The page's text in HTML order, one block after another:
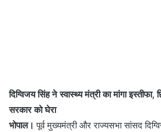
दिग्विजय सिंह ने स्वास्थ्य मंत्री का मांगा
सरकार को घेरा
​भोपाल। पूर्व मुख्यमंत्री और राज्यसभा सांसद